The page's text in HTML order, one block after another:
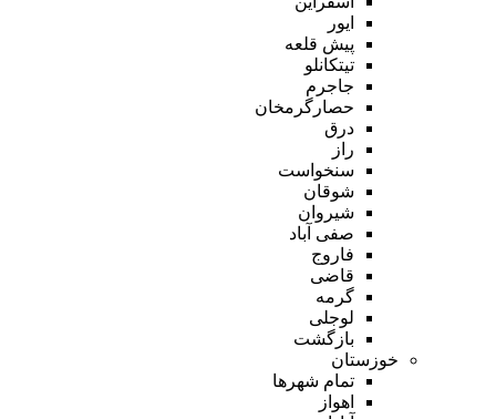
ایور
پیش قلعه
تیتکانلو
جاجرم
حصارگرمخان
درق
راز
سنخواست
شوقان
شیروان
صفی آباد
فاروج
قاضی
گرمه
لوجلی
بازگشت
خوزستان
تمام شهر‌ها
اهواز